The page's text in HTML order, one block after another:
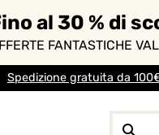
al 30 % di
FANTASTICHE
Spedizione gratuita da